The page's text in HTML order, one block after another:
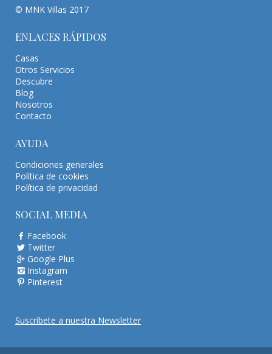
© MNK Villas 2017
ENLACES RÁPIDOS
Casas
Otros Servicios
Descubre
Blog
Nosotros
Contacto
AYUDA
Condiciones generales
Política de cookies
Política de privacidad
SOCIAL MEDIA
Facebook
Twitter
Google Plus
Instagram
Pinterest
Suscríbete a nuestra Newsletter